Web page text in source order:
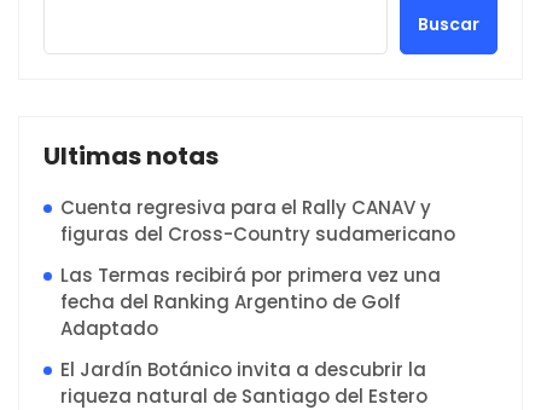
Buscar
Ultimas notas
Cuenta regresiva para el Rally CANAV y
figuras del Cross-Country sudamericano
Las Termas recibirá por primera vez una
fecha del Ranking Argentino de Golf
Adaptado
El Jardín Botánico invita a descubrir la
riqueza natural de Santiago del Estero